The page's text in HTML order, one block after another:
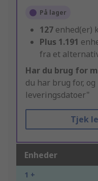
På lager
127 enhed(er)
Plus 1.191
fra et
Har du brug for
du har brug for,
leveringsdatoer"
Tjek
Enheder
1 +